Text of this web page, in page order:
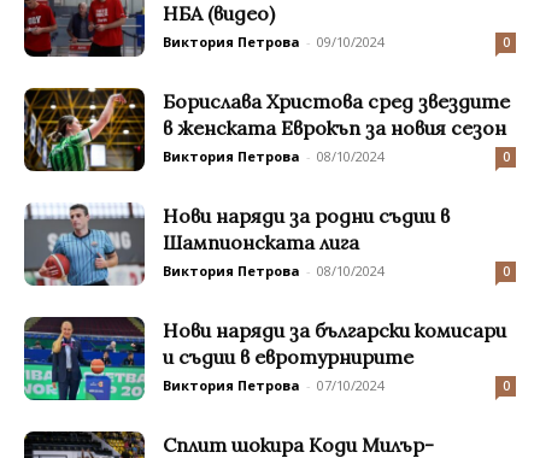
НБА (видео)
Виктория Петрова - 09/10/2024 0
Борислава Христова сред звездите
в женската Еврокъп за новия сезон
Виктория Петрова - 08/10/2024 0
Нови наряди за родни съдии в
Шампионската лига
Виктория Петрова - 08/10/2024 0
Нови наряди за български комисари
и съдии в евротурнирите
Виктория Петрова - 07/10/2024 0
Сплит шокира Коди Милър-